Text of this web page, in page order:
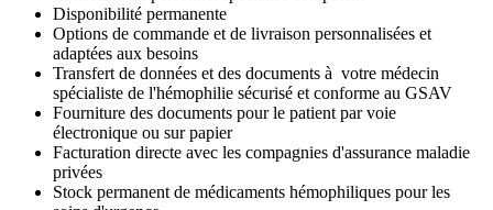
Disponibilité permanente
Options de commande et de livraison personnalisées et
adaptées aux besoins
Transfert de données et des documents à votre médecin
spécialiste de l'hémophilie sécurisé et conforme au GSAV
Fourniture des documents pour le patient par voie
électronique ou sur papier
Facturation directe avec les compagnies d'assurance maladie
privées
Stock permanent de médicaments hémophiliques pour les